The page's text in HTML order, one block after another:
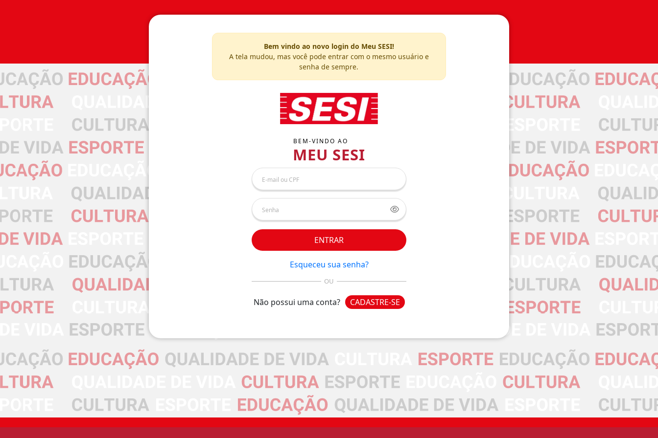
Bem vindo ao novo login do Meu SESI!
A tela mudou, mas você pode entrar com o mesmo usuário e
senha de sempre.
BEM-VINDO AO
MEU SESI
ENTRAR
Esqueceu sua senha?
OU
Não possui uma conta? CADASTRE-SE